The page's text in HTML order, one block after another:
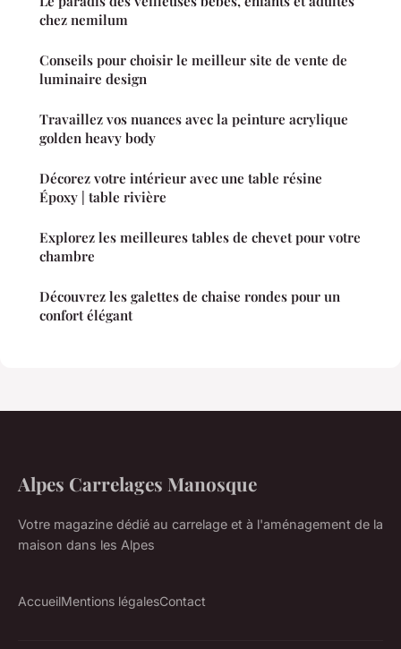
chez nemilum
Conseils pour choisir le meilleur site de vente de
luminaire design
Travaillez vos nuances avec la peinture acrylique
golden heavy body
Décorez votre intérieur avec une table résine
Époxy | table rivière
Explorez les meilleures tables de chevet pour votre
chambre
Découvrez les galettes de chaise rondes pour un
confort élégant
Alpes Carrelages Manosque
Votre magazine dédié au carrelage et à l'aménagement de la
maison dans les Alpes
AccueilMentions légalesContact